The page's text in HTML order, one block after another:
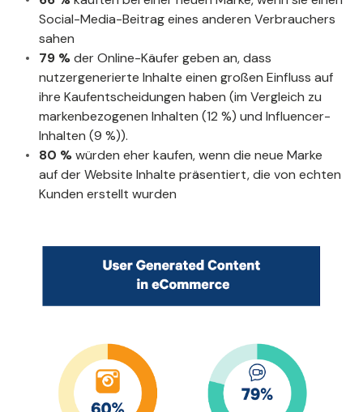
Social-Media-Beitrag eines anderen Verbrauchers
sahen
79 %der Online-Käufer geben an, dass
nutzergenerierte Inhalte einen großen Einfluss auf
ihre Kaufentscheidungen haben (im Vergleich zu
markenbezogenen Inhalten (12 %) und Influencer-
Inhalten (9 %)).
80 %würden eher kaufen, wenn die neue Marke
auf der Website Inhalte präsentiert, die von echten
Kunden erstellt wurden